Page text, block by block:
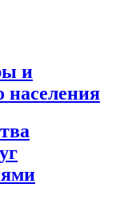
и
населения